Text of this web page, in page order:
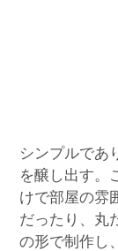
シンプルであ
を醸し出す。
けで部屋の雰
だったり、丸
の形で制作し